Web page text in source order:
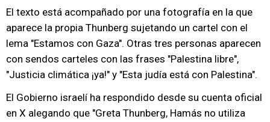
El texto está acompañado por una fotografía en la que
aparece la propia Thunberg sujetando un cartel con el
lema "Estamos con Gaza". Otras tres personas aparecen
con sendos carteles con las frases "Palestina libre",
"Justicia climática ¡ya!" y "Esta judía está con Palestina".
El Gobierno israelí ha respondido desde su cuenta oficial
en X alegando que "Greta Thunberg, Hamás no utiliza